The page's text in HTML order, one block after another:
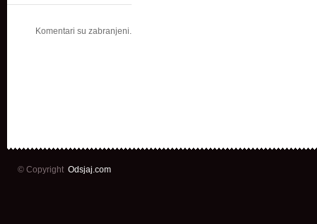
Komentari su zabranjeni.
© Copyright Odsjaj.com